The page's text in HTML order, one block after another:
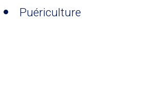
Puériculture